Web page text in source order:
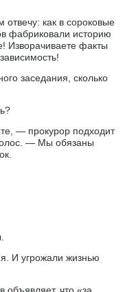
как в сороковые
фабриковали историю
Изворачиваете факты
заседания, сколько
— прокурор подходит
— Мы обязаны
И угрожали жизнью